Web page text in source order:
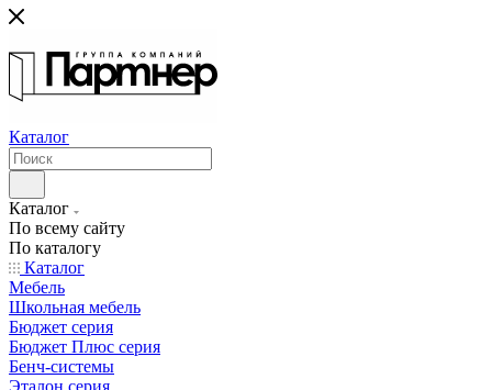
Каталог
Каталог
По всему сайту
По каталогу
Каталог
Мебель
Школьная мебель
Бюджет серия
Бюджет Плюс серия
Бенч-системы
Эталон серия